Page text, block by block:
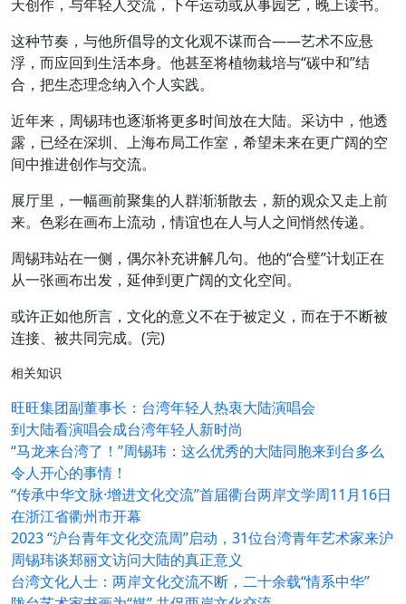
天创作，与年轻人交流，下午运动或从事园艺，晚上读书。
这种节奏，与他所倡导的文化观不谋而合——艺术不应悬
浮，而应回到生活本身。他甚至将植物栽培与“碳中和”结
合，把生态理念纳入个人实践。
近年来，周锡玮也逐渐将更多时间放在大陆。采访中，他透
露，已经在深圳、上海布局工作室，希望未来在更广阔的空
间中推进创作与交流。
展厅里，一幅画前聚集的人群渐渐散去，新的观众又走上前
来。色彩在画布上流动，情谊也在人与人之间悄然传递。
周锡玮站在一侧，偶尔补充讲解几句。他的“合璧”计划正在
从一张画布出发，延伸到更广阔的文化空间。
或许正如他所言，文化的意义不在于被定义，而在于不断被
连接、被共同完成。(完)
相关知识
旺旺集团副董事长：台湾年轻人热衷大陆演唱会
到大陆看演唱会成台湾年轻人新时尚
“马龙来台湾了！”周锡玮：这么优秀的大陆同胞来到台多么
令人开心的事情！
“传承中华文脉·增进文化交流”首届衢台两岸文学周11月16日
在浙江省衢州市开幕
2023 “沪台青年文化交流周”启动，31位台湾青年艺术家来沪
周锡玮谈郑丽文访问大陆的真正意义
台湾文化人士：两岸文化交流不断，二十余载“情系中华”